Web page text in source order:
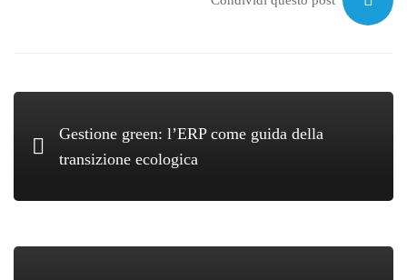
Gestione green: l’ERP come guida della
transizione ecologica